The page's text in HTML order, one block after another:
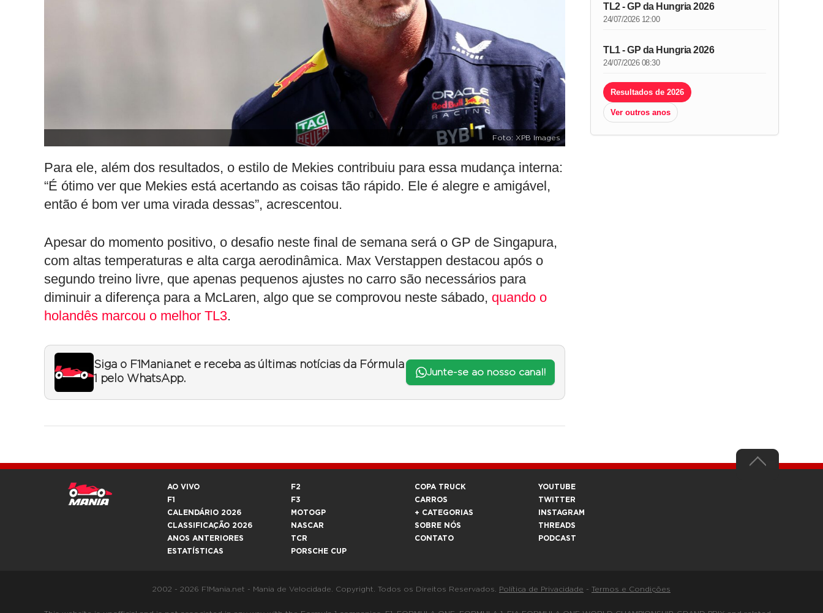
Foto: XPB Images
Para ele, além dos resultados, o estilo de Mekies contribuiu para essa mudança interna:
“É ótimo ver que Mekies está acertando as coisas tão rápido. Ele é alegre e amigável,
então é bom ver uma virada dessas”, acrescentou.
Apesar do momento positivo, o desafio neste final de semana será o GP de Singapura,
com altas temperaturas e alta carga aerodinâmica. Max Verstappen destacou após o
segundo treino livre, que apenas pequenos ajustes no carro são necessários para
diminuir a diferença para a McLaren, algo que se comprovou neste sábado, quando o
holandês marcou o melhor TL3.
Siga o F1Mania.net e receba as últimas notícias da Fórmula
1 pelo WhatsApp.
Junte-se ao nosso canal!
TL2 - GP da Hungria 2026
24/07/2026 12:00
TL1 - GP da Hungria 2026
24/07/2026 08:30
Resultados de 2026
Ver outros anos
AO VIVO
F1
CALENDÁRIO 2026
CLASSIFICAÇÃO 2026
ANOS ANTERIORES
ESTATÍSTICAS
F2
F3
MOTOGP
NASCAR
TCR
PORSCHE CUP
COPA TRUCK
CARROS
+ CATEGORIAS
SOBRE NÓS
CONTATO
YOUTUBE
TWITTER
INSTAGRAM
THREADS
PODCAST
2002 - 2026 F1Mania.net - Mania de Velocidade. Copyright. Todos os Direitos Reservados. Política de Privacidade - Termos e Condições